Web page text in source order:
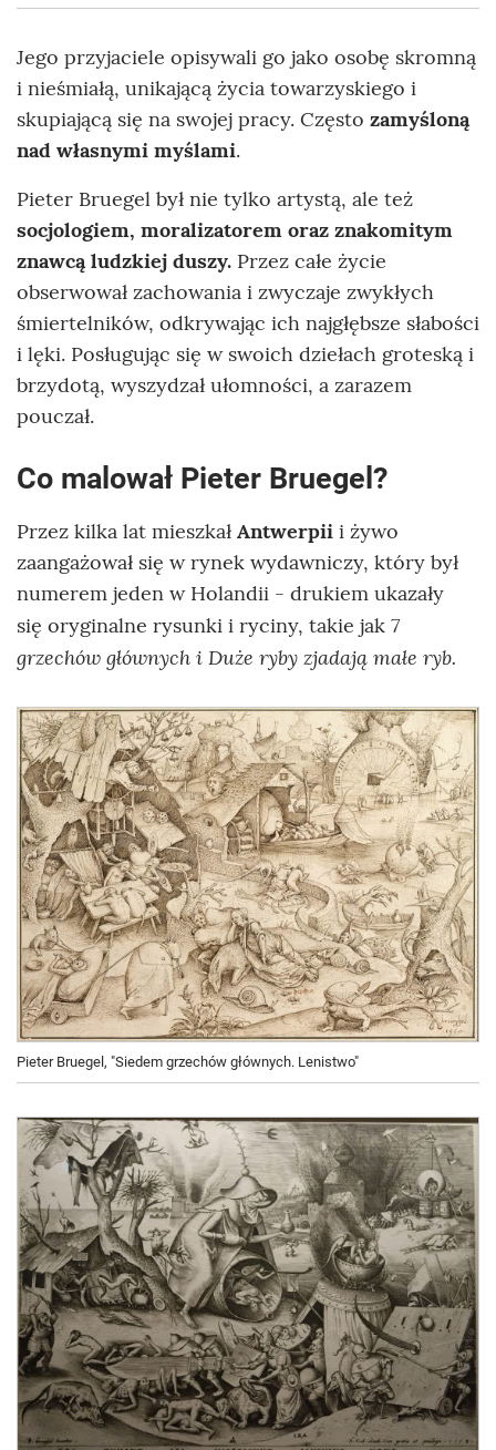
Jego przyjaciele opisywali go jako osobę skromną
i nieśmiałą, unikającą życia towarzyskiego i
skupiającą się na swojej pracy. Często zamyśloną
nad własnymi myślami.
Pieter Bruegel był nie tylko artystą, ale też
socjologiem, moralizatorem oraz znakomitym
znawcą ludzkiej duszy. Przez całe życie
obserwował zachowania i zwyczaje zwykłych
śmiertelników, odkrywając ich najgłębsze słabości
i lęki. Posługując się w swoich dziełach groteską i
brzydotą, wyszydzał ułomności, a zarazem
pouczał.
Co malował Pieter Bruegel?
Przez kilka lat mieszkał Antwerpii i żywo
zaangażował się w rynek wydawniczy, który był
numerem jeden w Holandii - drukiem ukazały
się oryginalne rysunki i ryciny, takie jak 7
grzechów głównych i Duże ryby zjadają małe ryb.
Pieter Bruegel, "Siedem grzechów głównych. Lenistwo"